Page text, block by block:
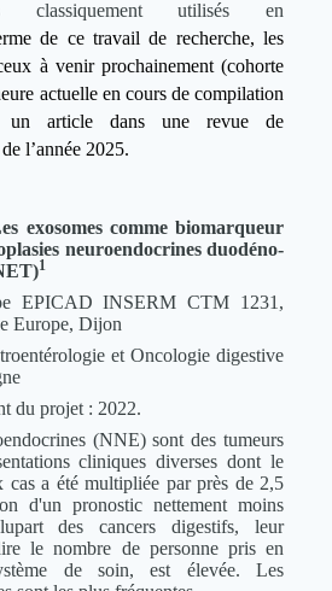
classiquement utilisés en
de ce travail de recherche, les
à venir prochainement (cohorte
actuelle en cours de compilation
un article dans une revue de
l’année 2025.
exosomes comme biomarqueur
neuroendocrines duodéno-
1
EPICAD INSERM CTM 1231,
Europe, Dijon
et Oncologie digestive
du projet : 2022.
(NNE) sont des tumeurs
cliniques diverses dont le
cas a été multipliée par près de 2,5
d'un pronostic nettement moins
des cancers digestifs, leur
le nombre de personne pris en
de soin, est élevée. Les